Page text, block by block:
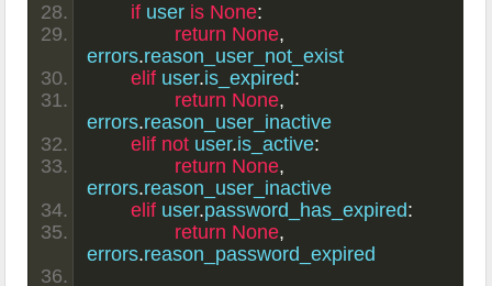
if user is None:
return None,
errors.reason_user_not_exist
elif user.is_expired:
return None,
errors.reason_user_inactive
elif not user.is_active:
return None,
errors.reason_user_inactive
elif user.password_has_expired:
return None,
errors.reason_password_expired